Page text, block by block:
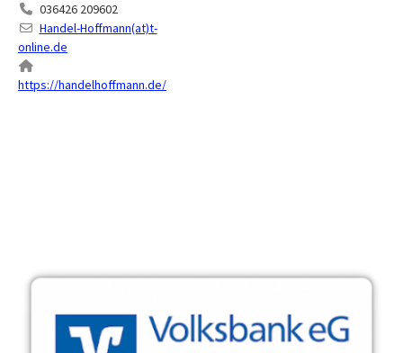
036426 209602
Handel-Hoffmann(at)t-
online.de
https://handelhoffmann.de/